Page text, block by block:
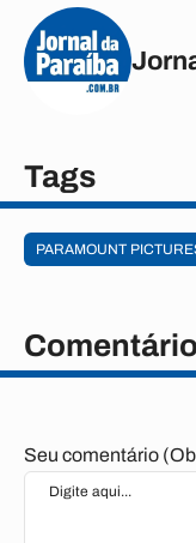
Tags
PARAMOUNT
Seu comentário